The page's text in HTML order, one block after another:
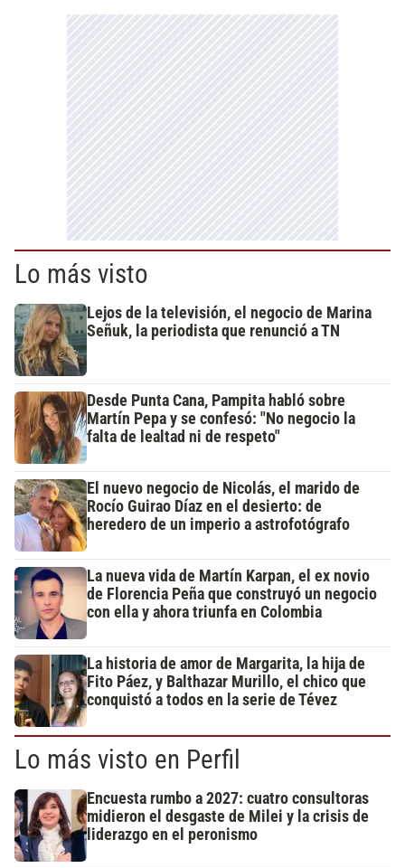
Lo más visto
Lejos de la televisión, el negocio de Marina
Señuk, la periodista que renunció a TN
Desde Punta Cana, Pampita habló sobre
Martín Pepa y se confesó: "No negocio la
falta de lealtad ni de respeto"
El nuevo negocio de Nicolás, el marido de
Rocío Guirao Díaz en el desierto: de
heredero de un imperio a astrofotógrafo
La nueva vida de Martín Karpan, el ex novio
de Florencia Peña que construyó un negocio
con ella y ahora triunfa en Colombia
La historia de amor de Margarita, la hija de
Fito Páez, y Balthazar Murillo, el chico que
conquistó a todos en la serie de Tévez
Lo más visto en Perfil
Encuesta rumbo a 2027: cuatro consultoras
midieron el desgaste de Milei y la crisis de
liderazgo en el peronismo